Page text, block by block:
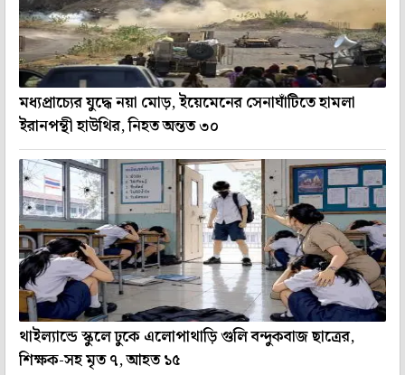
মধ্যপ্রাচ্যের যুদ্ধে নয়া মোড়, ইয়েমেনের সেনাঘাঁটিতে হামলা
ইরানপন্থী হাউথির, নিহত অন্তত ৩০
থাইল্যান্ডে স্কুলে ঢুকে এলোপাথাড়ি গুলি বন্দুকবাজ ছাত্রের,
শিক্ষক-সহ মৃত ৭, আহত ১৫